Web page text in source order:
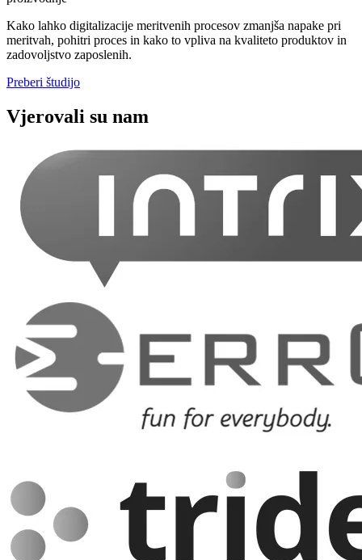
Kako lahko digitalizacije meritvenih procesov zmanjša napake pri
meritvah, pohitri proces in kako to vpliva na kvaliteto produktov in
zadovoljstvo zaposlenih.
Preberi študijo
Vjerovali su nam